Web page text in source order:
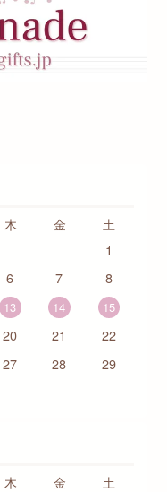
木 金
土
1
6 7 8
13 14
15
20 21 22
27 28 29
木 金
土